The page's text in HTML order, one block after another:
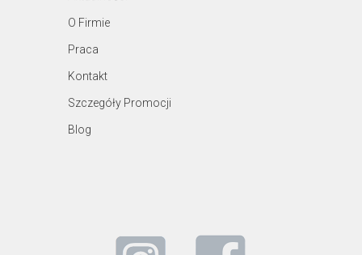
O Firmie
Praca
Kontakt
Szczegóły Promocji
Blog